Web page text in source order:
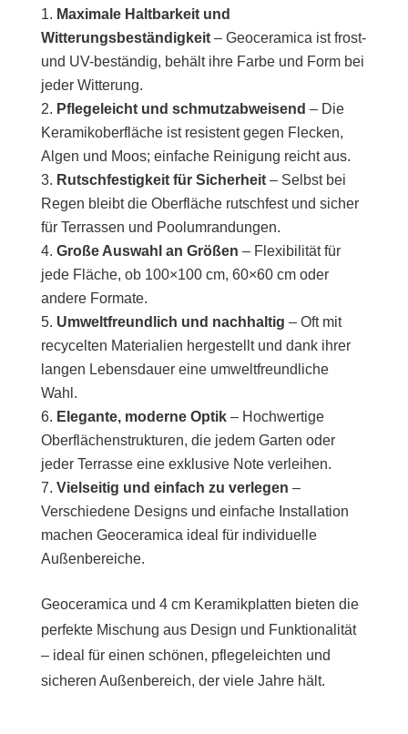
Maximale Haltbarkeit und
Witterungsbeständigkeit– Geoceramica ist frost-
und UV-beständig, behält ihre Farbe und Form bei
jeder Witterung.
Pflegeleicht und schmutzabweisend – Die
Keramikoberfläche ist resistent gegen Flecken,
Algen und Moos; einfache Reinigung reicht aus.
Rutschfestigkeit für Sicherheit– Selbst bei
Regen bleibt die Oberfläche rutschfest und sicher
für Terrassen und Poolumrandungen.
Große Auswahl an Größen – Flexibilität für
jede Fläche, ob 100×100 cm, 60×60 cm oder
andere Formate.
Umweltfreundlich und nachhaltig – Oft mit
recycelten Materialien hergestellt und dank ihrer
langen Lebensdauer eine umweltfreundliche
Wahl.
Elegante, moderne Optik– Hochwertige
Oberflächenstrukturen, die jedem Garten oder
jeder Terrasse eine exklusive Note verleihen.
Vielseitig und einfach zu verlegen –
Verschiedene Designs und einfache Installation
machen Geoceramica ideal für individuelle
Außenbereiche.
Geoceramica und 4 cm Keramikplatten bieten die
perfekte Mischung aus Design und Funktionalität
– ideal für einen schönen, pflegeleichten und
sicheren Außenbereich, der viele Jahre hält.